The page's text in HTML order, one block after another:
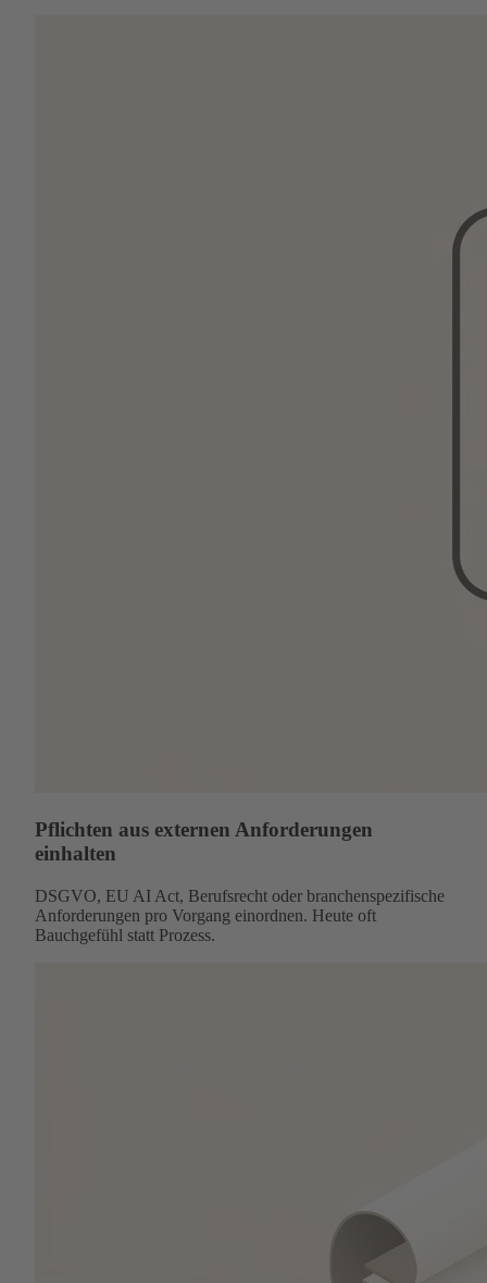
Pflichten aus externen Anforderungen
einhalten
DSGVO, EU AI Act, Berufsrecht oder branchenspezifische
Anforderungen pro Vorgang einordnen. Heute oft
Bauchgefühl statt Prozess.